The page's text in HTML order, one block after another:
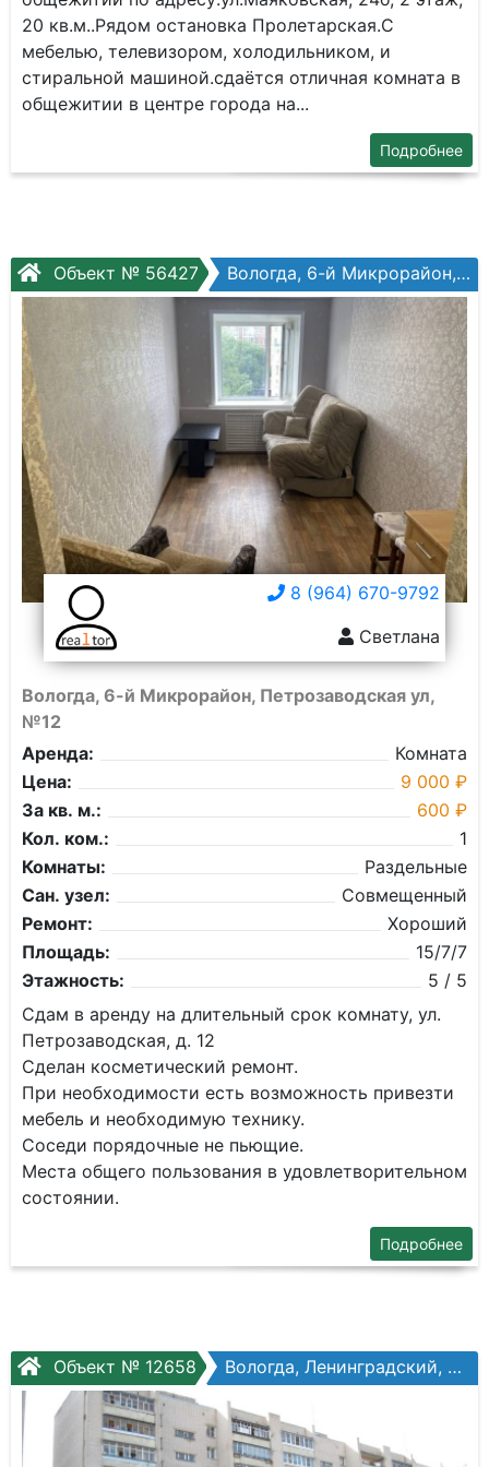
20 кв.м..Рядом остановка Пролетарская.С
мебелью, телевизором, холодильником, и
стиральной машиной.сдаётся отличная комната в
общежитии в центре города на...
Подробнее
Объект № 56427 Вологда, 6-й Микрорайон, Петрозаводская ул, №12
8 (964) 670-9792
Светлана
Вологда, 6-й Микрорайон, Петрозаводская ул,
№12
Аренда:
Комната
Цена:
9 000 ₽
За кв. м.:
600 ₽
Кол. ком.:
1
Комнаты:
Раздельные
Сан. узел:
Совмещенный
Ремонт:
Хороший
Площадь:
15/7/7
Этажность:
5 / 5
Сдам в аренду на длительный срок комнату, ул.
Петрозаводская, д. 12
Сделан косметический ремонт.
При необходимости есть возможность привезти
мебель и необходимую технику.
Соседи порядочные не пьющие.
Места общего пользования в удовлетворительном
состоянии.
Подробнее
Объект № 12658 Вологда, Ленинградский, Ленинградская ул, №75